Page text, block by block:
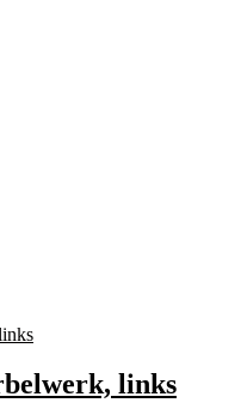
links